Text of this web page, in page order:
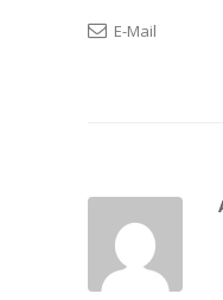
E-Mail